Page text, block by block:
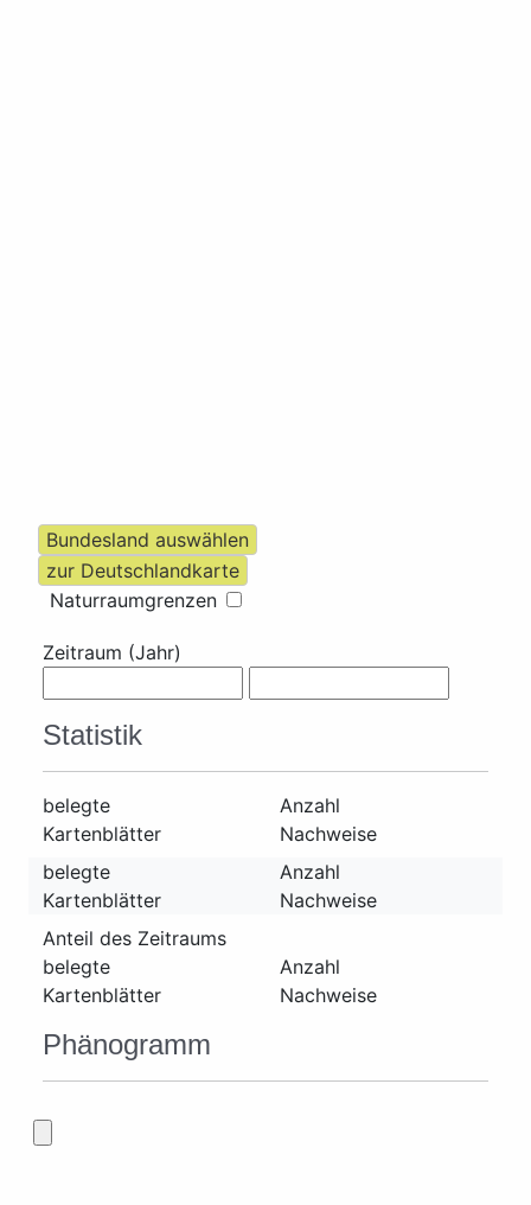
Naturraumgrenzen
Zeitraum (Jahr)
Statistik
belegte
Kartenblätter
Anzahl
Nachweise
belegte
Kartenblätter
Anzahl
Nachweise
Anteil des Zeitraums
belegte
Kartenblätter
Anzahl
Nachweise
Phänogramm